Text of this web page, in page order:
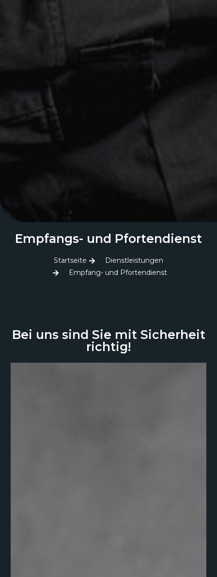
Empfangs- und Pfortendienst
Startseite
Dienstleistungen
Empfang- und Pfortendienst
Bei uns sind Sie mit Sicherheit
richtig!